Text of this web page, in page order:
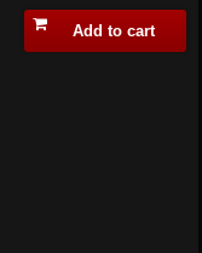
Add to cart